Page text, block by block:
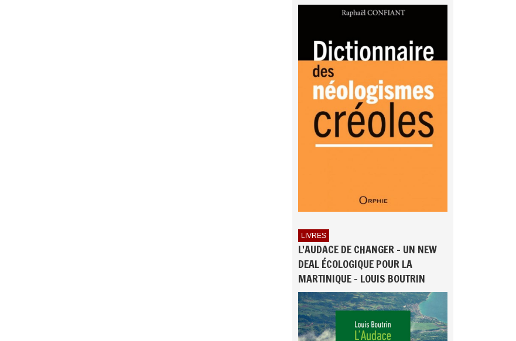
LIVRES
L'AUDACE DE CHANGER - UN NEW
DEAL ÉCOLOGIQUE POUR LA
MARTINIQUE - LOUIS BOUTRIN